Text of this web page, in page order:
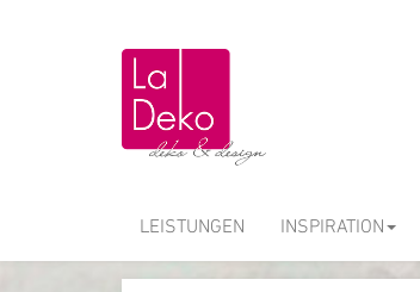
LEISTUNGEN INSPIRATION